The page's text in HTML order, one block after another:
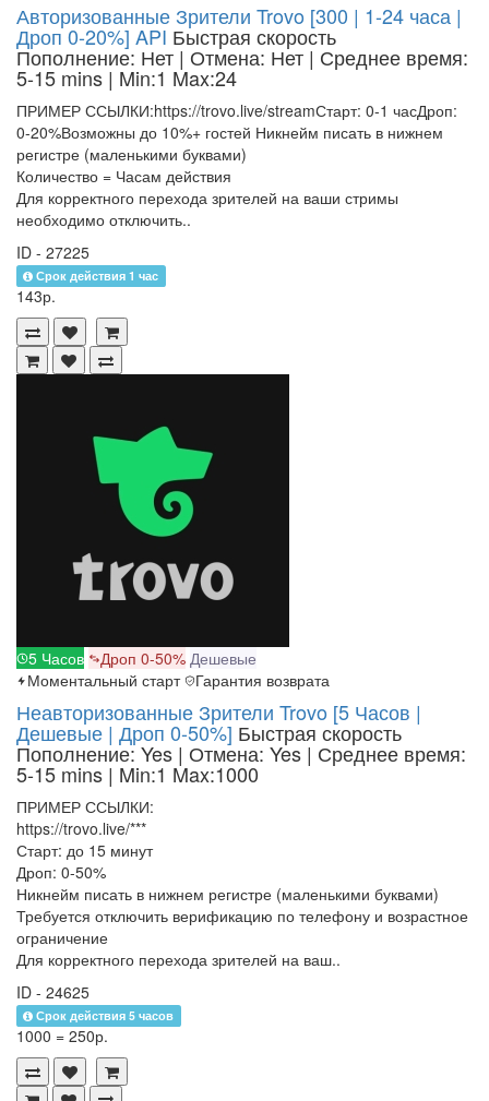
Авторизованные Зрители Trovo [300 | 1-24 часа |
Дроп 0-20%] API Быстрая скорость
Пополнение: Нет | Отмена: Нет | Среднее время:
5-15 mins | Min:1 Max:24
ПРИМЕР ССЫЛКИ:https://trovo.live/streamСтарт: 0-1 часДроп:
0-20%Возможны до 10%+ гостей Никнейм писать в нижнем
регистре (маленькими буквами)
Количество = Часам действия
Для корректного перехода зрителей на ваши стримы
необходимо отключить..
ID - 27225
Срок действия 1 час
143р.
5 Часов Дроп 0-50% Дешевые
Моментальный старт
Гарантия возврата
Неавторизованные Зрители Trovo [5 Часов |
Дешевые | Дроп 0-50%] Быстрая скорость
Пополнение: Yes | Отмена: Yes | Среднее время:
5-15 mins | Min:1 Max:1000
ПРИМЕР ССЫЛКИ:
https://trovo.live/***
Старт: до 15 минут
Дроп: 0-50%
Никнейм писать в нижнем регистре (маленькими буквами)
Требуется отключить верификацию по телефону и возрастное
ограничение
Для корректного перехода зрителей на ваш..
ID - 24625
Срок действия 5 часов
1000 = 250р.